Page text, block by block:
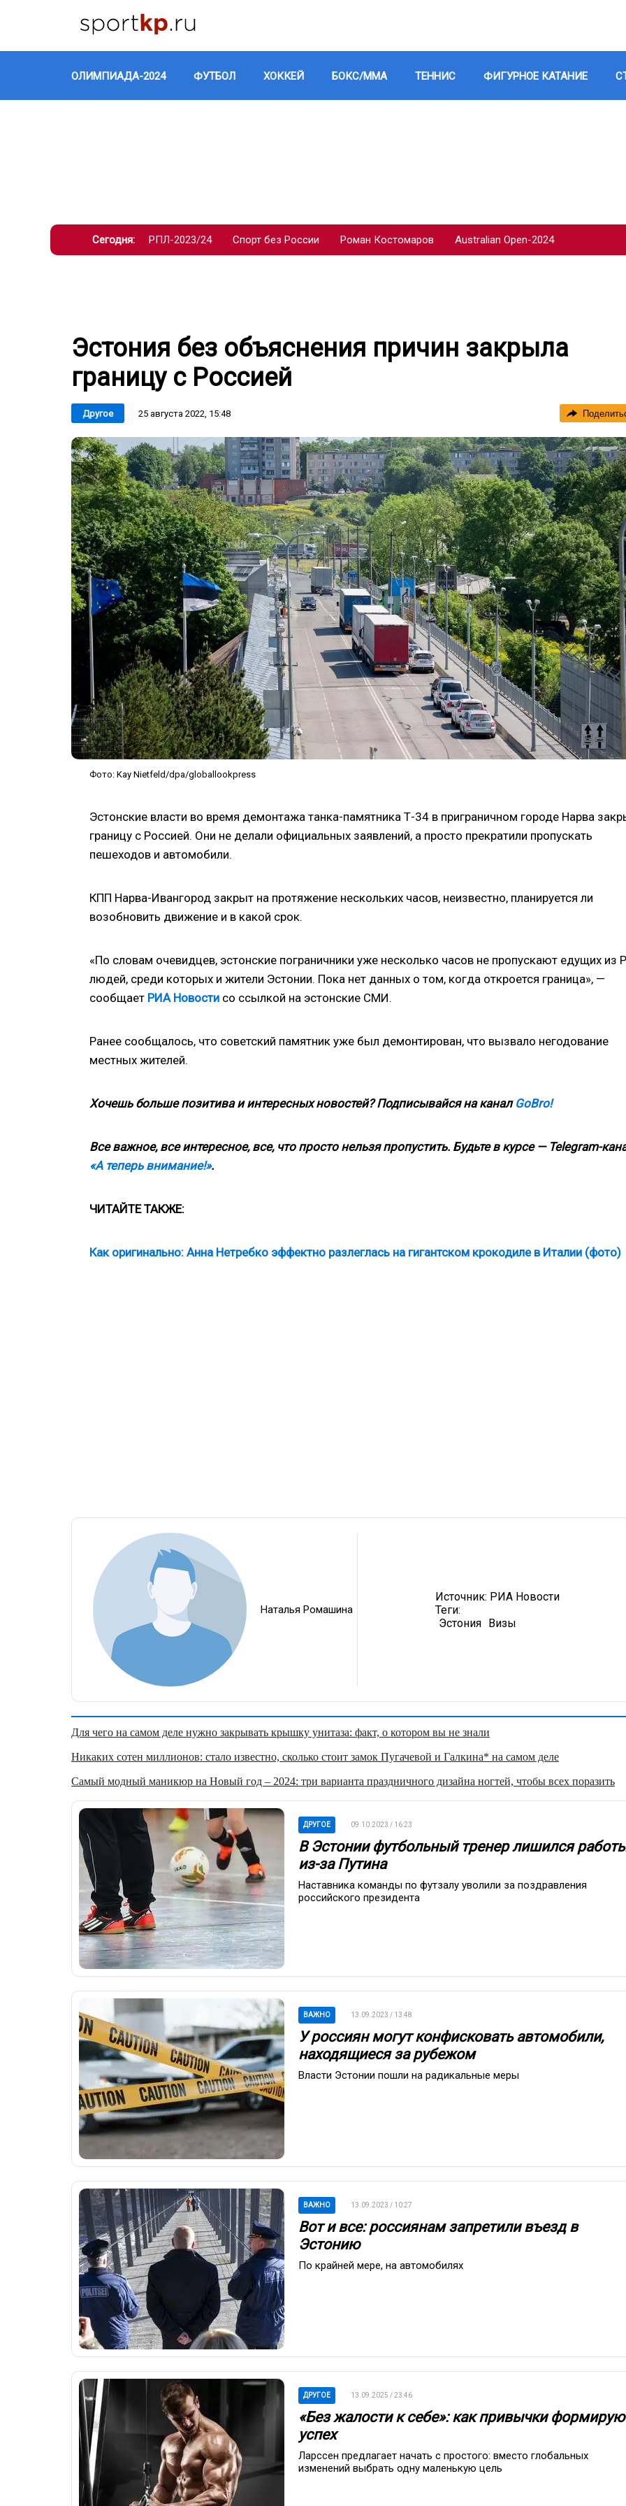
ОЛИМПИАДА-2024 ФУТБОЛ ХОККЕЙ БОКС/ММА ТЕННИС ФИГУРНОЕ КАТАНИЕ
Сегодня: РПЛ-2023/24 Спорт без России Роман Костомаров Australian Open-2024
Эстония без объяснения причин закрыла
границу с Россией
Другое 25 августа 2022, 15:48
Фото: Kay Nietfeld/dpa/globallookpress
Эстонские власти во время демонтажа танка-памятника Т-34 в приграничном городе Нарва
границу с Россией. Они не делали официальных заявлений, а просто прекратили пропускать
пешеходов и автомобили.
КПП Нарва-Ивангород закрыт на протяжение нескольких часов, неизвестно, планируется ли
возобновить движение и в какой срок.
«По словам очевидцев, эстонские пограничники уже несколько часов не пропускают едущих из
людей, среди которых и жители Эстонии. Пока нет данных о том, когда откроется граница», —
сообщает РИА Новости со ссылкой на эстонские СМИ.
Ранее сообщалось, что советский памятник уже был демонтирован, что вызвало негодование
местных жителей.
Хочешь больше позитива и интересных новостей? Подписывайся на канал GoBro!
Все важное, все интересное, все, что просто нельзя пропустить. Будьте в курсе — Telegram-
«А теперь внимание!».
ЧИТАЙТЕ ТАКЖЕ:
Как оригинально: Анна Нетребко эффектно разлеглась на гигантском крокодиле в Италии (фото)
Наталья Ромашина
Источник: РИА Новости
Теги:
Эстония
Визы
Для чего на самом деле нужно закрывать крышку унитаза: факт, о котором вы не знали
Никаких сотен миллионов: стало известно, сколько стоит замок Пугачевой и Галкина* на самом деле
Самый модный маникюр на Новый год – 2024: три варианта праздничного дизайна ногтей, чтобы всех поразить
ДРУГОЕ 09.10.2023 / 16:23
В Эстонии футбольный тренер лишился
из-за Путина
Наставника команды по футзалу уволили за поздравления
российского президента
ВАЖНО 13.09.2023 / 13:48
У россиян могут конфисковать автомобили,
находящиеся за рубежом
Власти Эстонии пошли на радикальные меры
ВАЖНО 13.09.2023 / 10:27
Вот и все: россиянам запретили въезд в
Эстонию
По крайней мере, на автомобилях
ДРУГОЕ 13.09.2025 / 23:46
«Без жалости к себе»: как привычки
успех
Ларссен предлагает начать с простого: вместо глобальных
изменений выбрать одну маленькую цель